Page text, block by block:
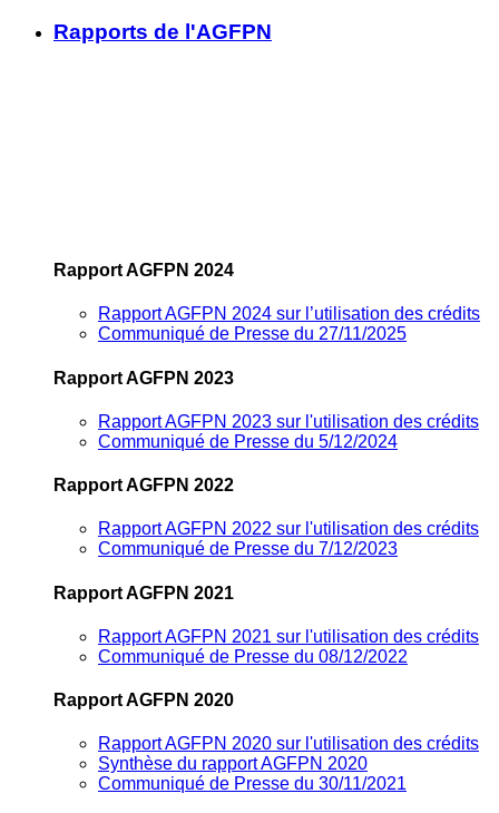
Rapports de l'AGFPN
Rapport AGFPN 2024
Rapport AGFPN 2024 sur l’utilisation des crédits
Communiqué de Presse du 27/11/2025
Rapport AGFPN 2023
Rapport AGFPN 2023 sur l'utilisation des crédits
Communiqué de Presse du 5/12/2024
Rapport AGFPN 2022
Rapport AGFPN 2022 sur l'utilisation des crédits
Communiqué de Presse du 7/12/2023
Rapport AGFPN 2021
Rapport AGFPN 2021 sur l'utilisation des crédits
Communiqué de Presse du 08/12/2022
Rapport AGFPN 2020
Rapport AGFPN 2020 sur l'utilisation des crédits
Synthèse du rapport AGFPN 2020
Communiqué de Presse du 30/11/2021